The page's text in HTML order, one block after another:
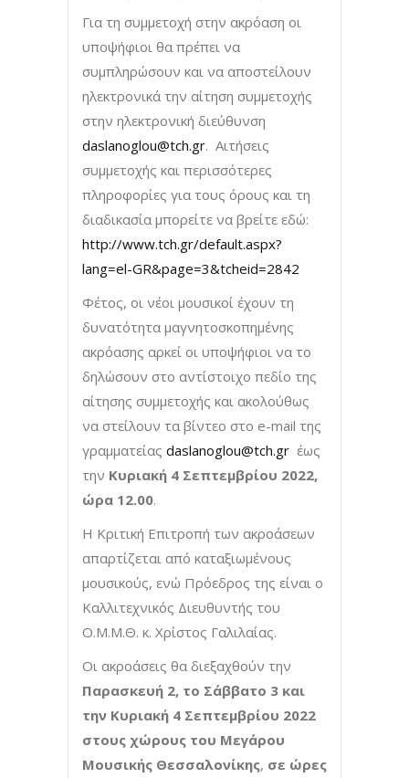
Για τη συμμετοχή στην ακρόαση οι
υποψήφιοι θα πρέπει να
συμπληρώσουν και να αποστείλουν
ηλεκτρονικά την αίτηση συμμετοχής
στην ηλεκτρονική διεύθυνση
daslanoglou@tch.gr. Αιτήσεις
συμμετοχής και περισσότερες
πληροφορίες για τους όρους και τη
διαδικασία μπορείτε να βρείτε εδώ:
http://www.tch.gr/default.aspx?
lang=el-GR&page=3&tcheid=2842
Φέτος, οι νέοι μουσικοί έχουν τη
δυνατότητα μαγνητοσκοπημένης
ακρόασης αρκεί οι υποψήφιοι να το
δηλώσουν στο αντίστοιχο πεδίο της
αίτησης συμμετοχής και ακολούθως
να στείλουν τα βίντεο στο e-mail της
γραμματείας daslanoglou@tch.gr έως
την Κυριακή 4 Σεπτεμβρίου 2022,
ώρα 12.00.
Η Κριτική Επιτροπή των ακροάσεων
απαρτίζεται από καταξιωμένους
μουσικούς, ενώ Πρόεδρος της είναι ο
Καλλιτεχνικός Διευθυντής του
Ο.Μ.Μ.Θ. κ. Χρίστος Γαλιλαίας.
Οι ακροάσεις θα διεξαχθούν την
Παρασκευή 2, το Σάββατο 3 και
την Κυριακή 4 Σεπτεμβρίου 2022
στους χώρους του Μεγάρου
Μουσικής Θεσσαλονίκης, σε ώρες